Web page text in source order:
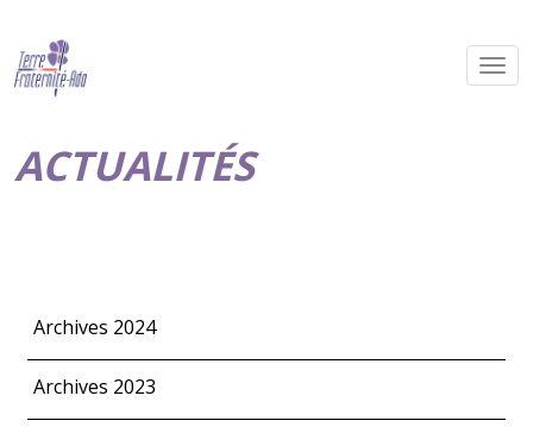
ACTUALITÉS
Archives 2024
Archives 2023